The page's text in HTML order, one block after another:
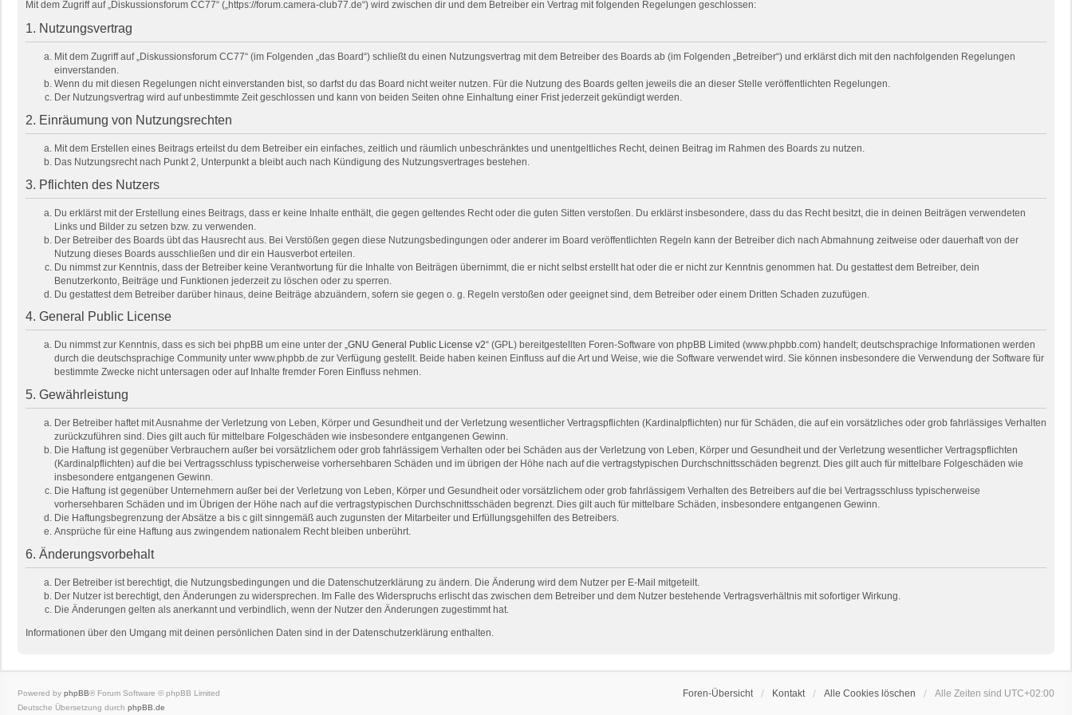
Mit dem Zugriff auf „Diskussionsforum CC77“ („https://forum.camera-club77.de“) wird zwischen dir und dem Betreiber ein Vertrag mit folgenden Regelungen geschlossen:
1. Nutzungsvertrag
Mit dem Zugriff auf „Diskussionsforum CC77“ (im Folgenden „das Board“) schließt du einen Nutzungsvertrag mit dem Betreiber des Boards ab (im Folgenden „Betreiber“) und erklärst dich mit den nachfolgenden Regelungen
einverstanden.
Wenn du mit diesen Regelungen nicht einverstanden bist, so darfst du das Board nicht weiter nutzen. Für die Nutzung des Boards gelten jeweils die an dieser Stelle veröffentlichten Regelungen.
Der Nutzungsvertrag wird auf unbestimmte Zeit geschlossen und kann von beiden Seiten ohne Einhaltung einer Frist jederzeit gekündigt werden.
2. Einräumung von Nutzungsrechten
Mit dem Erstellen eines Beitrags erteilst du dem Betreiber ein einfaches, zeitlich und räumlich unbeschränktes und unentgeltliches Recht, deinen Beitrag im Rahmen des Boards zu nutzen.
Das Nutzungsrecht nach Punkt 2, Unterpunkt a bleibt auch nach Kündigung des Nutzungsvertrages bestehen.
3. Pflichten des Nutzers
Du erklärst mit der Erstellung eines Beitrags, dass er keine Inhalte enthält, die gegen geltendes Recht oder die guten Sitten verstoßen. Du erklärst insbesondere, dass du das Recht besitzt, die in deinen Beiträgen verwendeten
Links und Bilder zu setzen bzw. zu verwenden.
Der Betreiber des Boards übt das Hausrecht aus. Bei Verstößen gegen diese Nutzungsbedingungen oder anderer im Board veröffentlichten Regeln kann der Betreiber dich nach Abmahnung zeitweise oder dauerhaft von der
Nutzung dieses Boards ausschließen und dir ein Hausverbot erteilen.
Du nimmst zur Kenntnis, dass der Betreiber keine Verantwortung für die Inhalte von Beiträgen übernimmt, die er nicht selbst erstellt hat oder die er nicht zur Kenntnis genommen hat. Du gestattest dem Betreiber, dein
Benutzerkonto, Beiträge und Funktionen jederzeit zu löschen oder zu sperren.
Du gestattest dem Betreiber darüber hinaus, deine Beiträge abzuändern, sofern sie gegen o. g. Regeln verstoßen oder geeignet sind, dem Betreiber oder einem Dritten Schaden zuzufügen.
4. General Public License
Du nimmst zur Kenntnis, dass es sich bei phpBB um eine unter der „GNU General Public License v2“ (GPL) bereitgestellten Foren-Software von phpBB Limited (www.phpbb.com) handelt; deutschsprachige Informationen werden
durch die deutschsprachige Community unter www.phpbb.de zur Verfügung gestellt. Beide haben keinen Einfluss auf die Art und Weise, wie die Software verwendet wird. Sie können insbesondere die Verwendung der Software für
bestimmte Zwecke nicht untersagen oder auf Inhalte fremder Foren Einfluss nehmen.
5. Gewährleistung
Der Betreiber haftet mit Ausnahme der Verletzung von Leben, Körper und Gesundheit und der Verletzung wesentlicher Vertragspflichten (Kardinalpflichten) nur für Schäden, die auf ein vorsätzliches oder grob fahrlässiges Verhalten
zurückzuführen sind. Dies gilt auch für mittelbare Folgeschäden wie insbesondere entgangenen Gewinn.
Die Haftung ist gegenüber Verbrauchern außer bei vorsätzlichem oder grob fahrlässigem Verhalten oder bei Schäden aus der Verletzung von Leben, Körper und Gesundheit und der Verletzung wesentlicher Vertragspflichten
(Kardinalpflichten) auf die bei Vertragsschluss typischerweise vorhersehbaren Schäden und im übrigen der Höhe nach auf die vertragstypischen Durchschnittsschäden begrenzt. Dies gilt auch für mittelbare Folgeschäden wie
insbesondere entgangenen Gewinn.
Die Haftung ist gegenüber Unternehmern außer bei der Verletzung von Leben, Körper und Gesundheit oder vorsätzlichem oder grob fahrlässigem Verhalten des Betreibers auf die bei Vertragsschluss typischerweise
vorhersehbaren Schäden und im Übrigen der Höhe nach auf die vertragstypischen Durchschnittsschäden begrenzt. Dies gilt auch für mittelbare Schäden, insbesondere entgangenen Gewinn.
Die Haftungsbegrenzung der Absätze a bis c gilt sinngemäß auch zugunsten der Mitarbeiter und Erfüllungsgehilfen des Betreibers.
Ansprüche für eine Haftung aus zwingendem nationalem Recht bleiben unberührt.
6. Änderungsvorbehalt
Der Betreiber ist berechtigt, die Nutzungsbedingungen und die Datenschutzerklärung zu ändern. Die Änderung wird dem Nutzer per E-Mail mitgeteilt.
Der Nutzer ist berechtigt, den Änderungen zu widersprechen. Im Falle des Widerspruchs erlischt das zwischen dem Betreiber und dem Nutzer bestehende Vertragsverhältnis mit sofortiger Wirkung.
Die Änderungen gelten als anerkannt und verbindlich, wenn der Nutzer den Änderungen zugestimmt hat.
Informationen über den Umgang mit deinen persönlichen Daten sind in der Datenschutzerklärung enthalten.
Foren-Übersicht Kontakt Alle Cookies löschen Alle Zeiten sind UTC+02:00
Powered by phpBB® Forum Software © phpBB Limited
Deutsche Übersetzung durch phpBB.de